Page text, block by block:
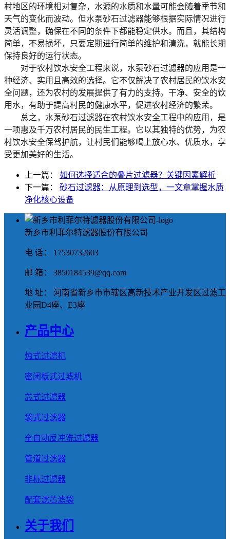
村地区的环境相对复杂，水源的水质和水量可能会随着季节和
天气的变化而波动。但水泵砂石过滤器能够根据实际情况进行
灵活调整，确保在不同的条件下都能稳定供水。而且，其结构
简单，不易损坏，只要定期进行简单的维护和清洗，就能长期
保持良好的运行状态。
对于农村饮水安全工程来说，水泵砂石过滤器的应用是一
种经济、实用且高效的选择。它不仅解决了农村居民的饮水安
全问题，还为农村的发展提供了有力的支持。干净、安全的饮
用水，有助于提高村民的健康水平，促进农村经济的繁荣。
总之，水泵砂石过滤器在农村饮水安全工程中的应用，是
一项惠及千万农村居民的民生工程。它以其独特的优势，为农
村饮水安全保驾护航，让村民们能够喝上放心水、优质水，享
受更加美好的生活。
上一篇： 如何选择适合的叠片过滤器？关键因素解析
下一篇： 砂石过滤器：从原理到选型，一文章掌握水质
净化核心设备
新乡市利菲尔特滤器股份有限公司
电 话： 17530732603
邮 箱： 3850184539@qq.com
地 址： 河南省新乡市市辖区高新技术产业开发区过滤工
业园D4座、E3座
产品中心
烛式过滤机
密闭板式过滤机
芯式过滤器
袋式过滤器
全自动反冲洗过滤器
管道过滤器
非标过滤器
配套滤芯滤袋
关于我们